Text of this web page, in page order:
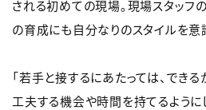
される初めての現場。現場スタッフ
の育成にも自分なりのスタイルを意
「若手と接するにあたっては、でき
工夫する機会や時間を持てるように